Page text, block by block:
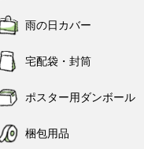
雨の日カバー
宅配袋・封筒
ポスター用ダンボール
梱包用品